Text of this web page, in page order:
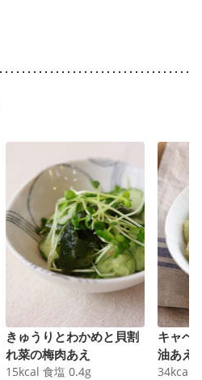
きゅうりとわかめと貝割
れ菜の梅肉あえ
15kcal 食塩 0.4g
キャベ
油あえ
34kcal